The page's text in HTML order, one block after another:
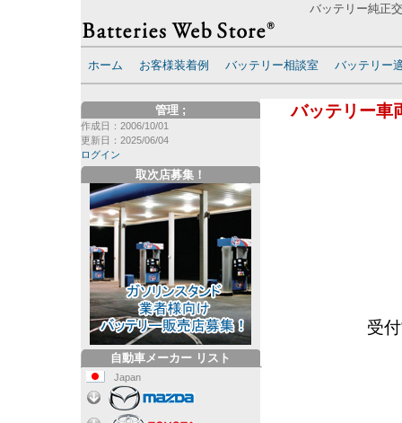
バッテリー純正
ホーム お客様装着例 バッテリー相談室 バッテリー
バッテリー車
受
管理
作成日：2006/10/01
更新日：2025/06/04
ログイン
;
取次店募集！
自動車メーカー リスト
Japan